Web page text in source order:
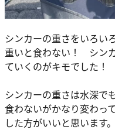
シンカーの重さをいろい
重いと食わない！ シン
ていくのがキモでした！
シンカーの重さは水深で
食わないがかなり変わっ
した方がいいと思います。